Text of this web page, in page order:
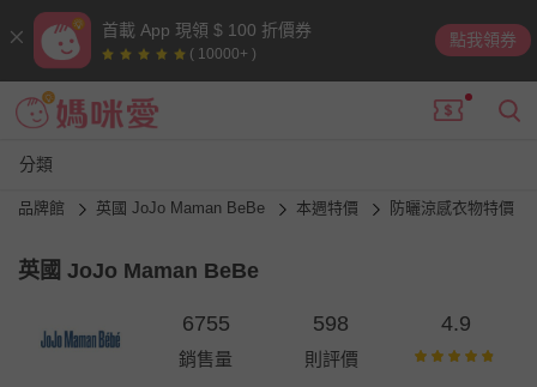
首載 App 現領 $ 100 折價券
( 10000+ )
點我領券
分類
品牌館 英國 JoJo Maman BeBe 本週特價 防曬涼感衣物特價
英國 JoJo Maman BeBe
6755
銷售量
598
則評價
4.9